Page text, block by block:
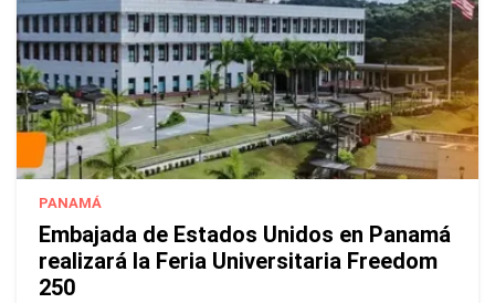
PANAMÁ
Embajada de Estados Unidos en Panamá
realizará la Feria Universitaria Freedom
250